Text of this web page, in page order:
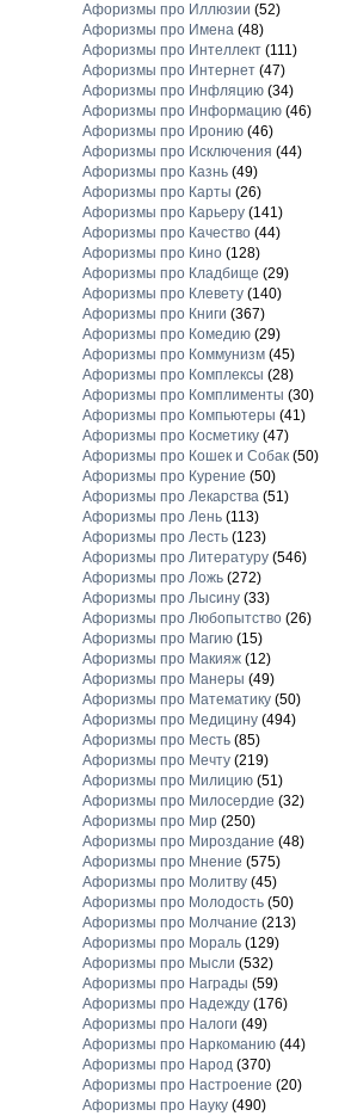
Афоризмы про Иллюзии (52)
Афоризмы про Имена(48)
Афоризмы про Интеллект(111)
Афоризмы про Интернет(47)
Афоризмы про Инфляцию(34)
Афоризмы про Информацию(46)
Афоризмы про Иронию(46)
Афоризмы про Исключения (44)
Афоризмы про Казнь(49)
Афоризмы про Карты (26)
Афоризмы про Карьеру(141)
Афоризмы про Качество(44)
Афоризмы про Кино(128)
Афоризмы про Кладбище (29)
Афоризмы про Клевету(140)
Афоризмы про Книги (367)
Афоризмы про Комедию(29)
Афоризмы про Коммунизм(45)
Афоризмы про Комплексы (28)
Афоризмы про Комплименты (30)
Афоризмы про Компьютеры (41)
Афоризмы про Косметику(47)
Афоризмы про Кошек и Собак(50)
Афоризмы про Курение (50)
Афоризмы про Лекарства(51)
Афоризмы про Лень(113)
Афоризмы про Лесть(123)
Афоризмы про Литературу(546)
Афоризмы про Ложь(272)
Афоризмы про Лысину(33)
Афоризмы про Любопытство(26)
Афоризмы про Магию(15)
Афоризмы про Макияж(12)
Афоризмы про Манеры (49)
Афоризмы про Математику(50)
Афоризмы про Медицину(494)
Афоризмы про Месть(85)
Афоризмы про Мечту(219)
Афоризмы про Милицию(51)
Афоризмы про Милосердие (32)
Афоризмы про Мир(250)
Афоризмы про Мироздание (48)
Афоризмы про Мнение (575)
Афоризмы про Молитву(45)
Афоризмы про Молодость(50)
Афоризмы про Молчание (213)
Афоризмы про Мораль(129)
Афоризмы про Мысли (532)
Афоризмы про Награды (59)
Афоризмы про Надежду(176)
Афоризмы про Налоги (49)
Афоризмы про Наркоманию(44)
Афоризмы про Народ(370)
Афоризмы про Настроение (20)
Афоризмы про Науку(490)